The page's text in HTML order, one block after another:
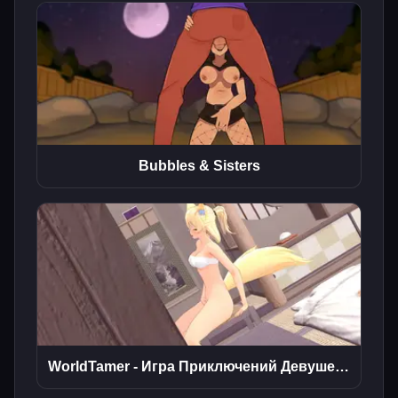
Bubbles & Sisters
WorldTamer - Игра Приключений Девушек-Монстров